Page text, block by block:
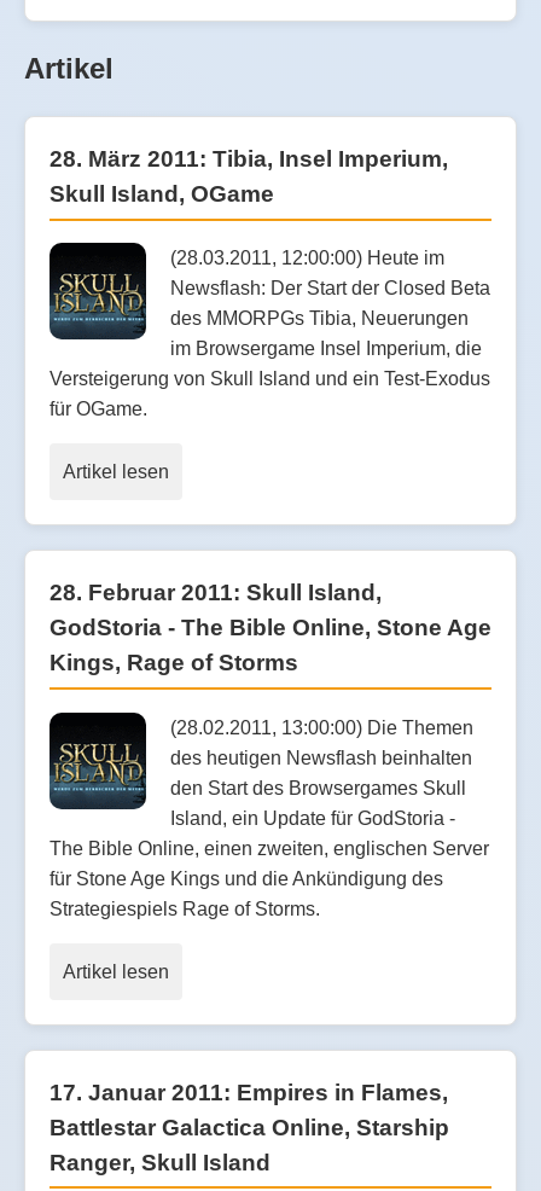
Artikel
28. März 2011: Tibia, Insel Imperium,
Skull Island, OGame
(28.03.2011, 12:00:00) Heute im
Newsflash: Der Start der Closed Beta
des MMORPGs Tibia, Neuerungen
im Browsergame Insel Imperium, die
Versteigerung von Skull Island und ein Test-Exodus
für OGame.
Artikel lesen
28. Februar 2011: Skull Island,
GodStoria - The Bible Online, Stone Age
Kings, Rage of Storms
(28.02.2011, 13:00:00) Die Themen
des heutigen Newsflash beinhalten
den Start des Browsergames Skull
Island, ein Update für GodStoria -
The Bible Online, einen zweiten, englischen Server
für Stone Age Kings und die Ankündigung des
Strategiespiels Rage of Storms.
Artikel lesen
17. Januar 2011: Empires in Flames,
Battlestar Galactica Online, Starship
Ranger, Skull Island